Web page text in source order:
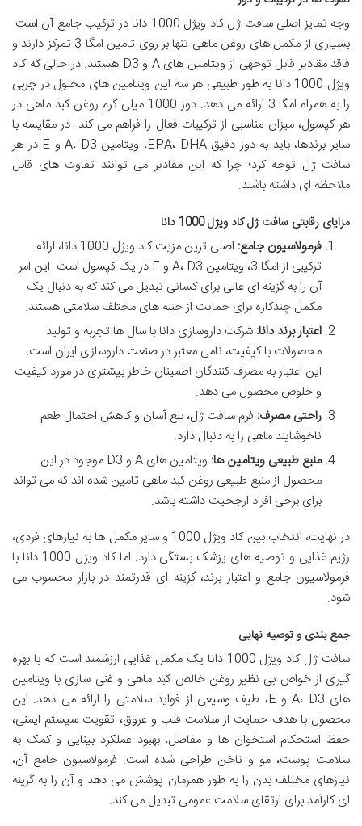
وجه تمایز اصلی سافت ژل کاد ویژل 1000 دانا در ترکیب جامع آن است.
بسیاری از مکمل های روغن ماهی تنها بر روی تامین امگا 3 تمرکز دارند و
فاقد مقادیر قابل توجهی از ویتامین های A و D3 هستند. در حالی که کاد
ویژل 1000 دانا به طور طبیعی هر سه این ویتامین های محلول در چربی
را به همراه امگا 3 ارائه می دهد. دوز 1000 میلی گرم روغن کبد ماهی در
هر کپسول، میزان مناسبی از ترکیبات فعال را فراهم می کند. در مقایسه با
سایر برندها، باید به دوز دقیق EPA، DHA، ویتامین A، D3 و E در هر
سافت ژل توجه کرد؛ چرا که این مقادیر می توانند تفاوت های قابل
ملاحظه ای داشته باشند.
مزایای رقابتی سافت ژل کاد ویژل 1000 دانا
فرمولاسیون جامع:
اصلی ترین مزیت کاد ویژل 1000 دانا، ارائه
ترکیبی از امگا 3، ویتامین A، D3 و E در یک کپسول است. این امر
آن را به گزینه ای عالی برای کسانی تبدیل می کند که به دنبال یک
مکمل چندکاره برای حمایت از جنبه های مختلف سلامتی هستند.
اعتبار برند دانا: شرکت داروسازی دانا با سال ها تجربه و تولید
محصولات با کیفیت، نامی معتبر در صنعت داروسازی ایران است.
این اعتبار به مصرف کنندگان اطمینان خاطر بیشتری در مورد کیفیت
و خلوص محصول می دهد.
راحتی مصرف: فرم سافت ژل، بلع آسان و کاهش احتمال طعم
ناخوشایند ماهی را به دنبال دارد.
منبع طبیعی ویتامین ها:
ویتامین های A و D3 موجود در این
محصول از منبع طبیعی روغن کبد ماهی تامین شده اند که می تواند
برای برخی افراد ارجحیت داشته باشد.
در نهایت، انتخاب بین کاد ویژل 1000 و سایر مکمل ها به نیازهای فردی،
رژیم غذایی و توصیه های پزشک بستگی دارد. اما کاد ویژل 1000 دانا با
فرمولاسیون جامع و اعتبار برند، گزینه ای قدرتمند در بازار محسوب می
شود.
جمع بندی و توصیه نهایی
سافت ژل کاد ویژل 1000 دانا یک مکمل غذایی ارزشمند است که با بهره
گیری از خواص بی نظیر روغن خالص کبد ماهی و غنی سازی با ویتامین
های A، D3 و E، طیف وسیعی از فواید سلامتی را ارائه می دهد. این
محصول با هدف حمایت از سلامت قلب و عروق، تقویت سیستم ایمنی،
حفظ استحکام استخوان ها و مفاصل، بهبود عملکرد بینایی و کمک به
سلامت پوست، مو و ناخن طراحی شده است. فرمولاسیون جامع آن،
نیازهای مختلف بدن را به طور همزمان پوشش می دهد و آن را به گزینه
ای کارآمد برای ارتقای سلامت عمومی تبدیل می کند.